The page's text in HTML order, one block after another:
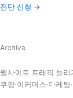
진단 신청 →
Archive
웹사이트 트래픽 늘리
쿠팡·이커머스·마케